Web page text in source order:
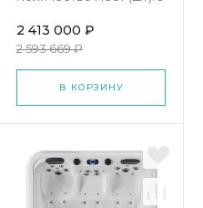
2 413 000 ₽
2 593 669 ₽
В КОРЗИНУ